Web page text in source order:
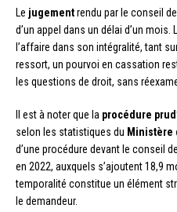
Le jugementrendu par le conseil
d’un appel dans un délai d’un mois.
l’affaire dans son intégralité, tant
ressort, un pourvoi en cassation
les questions de droit, sans
Il est à noter que la procédure
selon les statistiques du Ministère
d’une procédure devant le conseil
en 2022, auxquels s’ajoutent 18,9
temporalité constitue un élément
le demandeur.